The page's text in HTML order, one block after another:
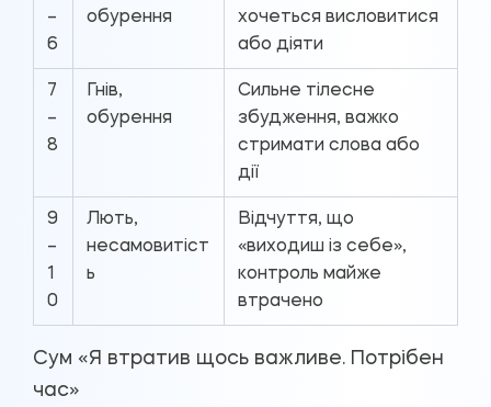
–
6
обурення
хочеться висловитися
або діяти
7
–
8
Гнів,
обурення
Сильне тілесне
збудження, важко
стримати слова або
дії
9
–
1
0
Лють,
несамовитіст
ь
Відчуття, що
«виходиш із себе»,
контроль майже
втрачено
Сум «Я втратив щось важливе. Потрібен
час»